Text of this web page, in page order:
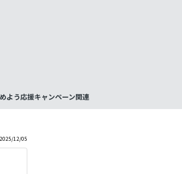
よう応援キャンペーン関連
る
12/05